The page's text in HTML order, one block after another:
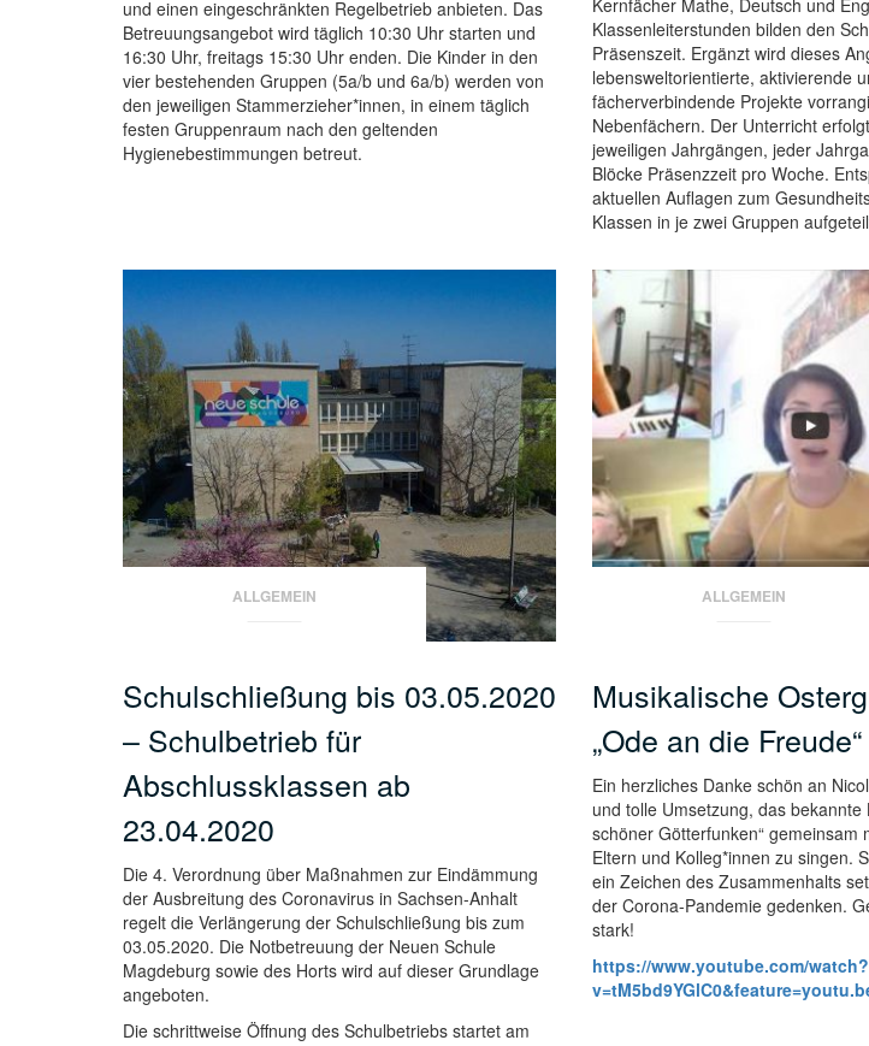
und einen eingeschränkten Regelbetrieb anbieten. Das
Betreuungsangebot wird täglich 10:30 Uhr starten und
16:30 Uhr, freitags 15:30 Uhr enden. Die Kinder in den
vier bestehenden Gruppen (5a/b und 6a/b) werden von
den jeweiligen Stammerzieher*innen, in einem täglich
festen Gruppenraum nach den geltenden
Hygienebestimmungen betreut.
Kernfächer Mathe, Deutsch und
Klassenleiterstunden bilden den
Präsenszeit. Ergänzt wird dieses
lebensweltorientierte, aktivierende
fächerverbindende Projekte
Nebenfächern. Der Unterricht
jeweiligen Jahrgängen, jeder
Blöcke Präsenzzeit pro Woche.
aktuellen Auflagen zum
Klassen in je zwei Gruppen
ALLGEMEIN
Schulschließung bis 03.05.2020
– Schulbetrieb für
Abschlussklassen ab
23.04.2020
Die 4. Verordnung über Maßnahmen zur Eindämmung
der Ausbreitung des Coronavirus in Sachsen-Anhalt
regelt die Verlängerung der Schulschließung bis zum
03.05.2020. Die Notbetreuung der Neuen Schule
Magdeburg sowie des Horts wird auf dieser Grundlage
angeboten.
Die schrittweise Öffnung des Schulbetriebs startet am
ALLGEMEIN
Musikalische
„Ode an die Freude“
Ein herzliches Danke schön an
und tolle Umsetzung, das
schöner Götterfunken“ gemeinsam
Eltern und Kolleg*innen zu singen.
ein Zeichen des Zusammenhalts
der Corona-Pandemie gedenken.
stark!
https://www.youtube.com/watch?